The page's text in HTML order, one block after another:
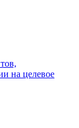
на целевое